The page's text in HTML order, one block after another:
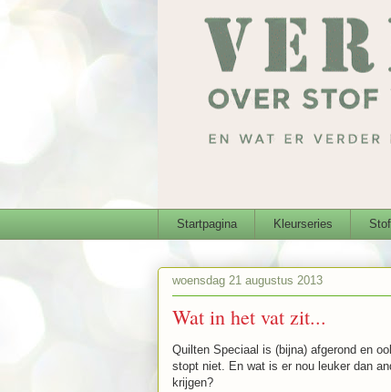
Startpagina Kleurseries
woensdag 21 augustus 2013
Wat in het vat zit...
Quilten Speciaal is (bijna) afgerond en
stopt niet. En wat is er nou leuker dan
krijgen?